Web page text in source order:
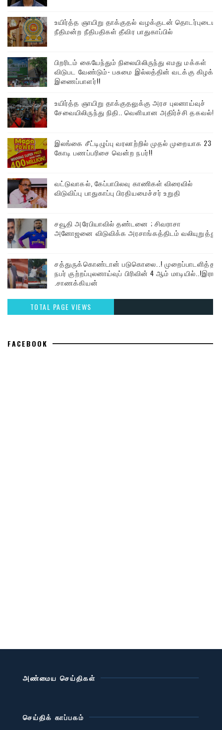
உயிர்த்த ஞாயிறு தாக்குதல் வழக்குடன் தொடர்புடைய
நீதிமன்ற நீதிபதிகள் தீவிர பாதுகாப்பில்
பிறரிடம் கையேந்தும் நிலையிலிருந்து எமது மக்கள்
விடுபட வேண்டும்- பசுமை இல்லத்தின் வடக்கு கிழக்கு
இணைப்பாளர்!!
உயிர்த்த ஞாயிறு தாக்குதலுக்கு அரச புலனாய்வுச்
சேவையிலிருந்து நிதி.. வெளியான அதிர்ச்சி தகவல்!
இலங்கை சீட்டிழுப்பு வரலாற்றில் முதல் முறையாக 23
கோடி பணப்பரிசை வென்ற நபர்!!
வட்டுவாகல், கேப்பாபிலவு காணிகள் விரைவில்
விடுவிப்பு பாதுகாப்பு பிரதியமைச்சர் உறுதி
சவூதி அரேபியாவில் தண்டனை ; சிவராசா
அனோஜனை விடுவிக்க அரசாங்கத்திடம் வலியுறுத்து
சத்துருக்கொண்டான் படுகொலை..! முறைப்பாடளித்த
நபர் குற்றப்புலனாய்வுப் பிரிவின் 4 ஆம் மாடியில்..!இரா
.சாணக்கியன்
TOTAL PAGE VIEWS
FACEBOOK
அண்மைய செய்திகள்
செய்திக் காப்பகம்